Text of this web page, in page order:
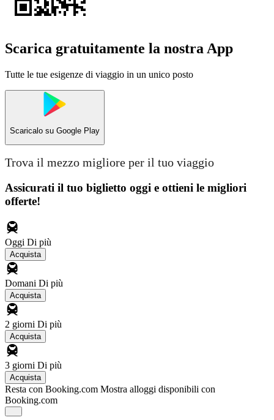
Scarica gratuitamente la nostra App
Tutte le tue esigenze di viaggio in un unico posto
Scaricalo su Google Play
Trova il mezzo migliore per il tuo viaggio
Assicurati il ​​tuo biglietto oggi e ottieni le migliori
offerte!
Oggi Di più
Acquista
Domani Di più
Acquista
2 giorni Di più
Acquista
3 giorni Di più
Acquista
Resta con Booking.com Mostra alloggi disponibili con
Booking.com